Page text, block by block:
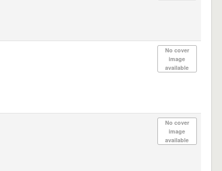
No cover
image
available
No cover
image
available